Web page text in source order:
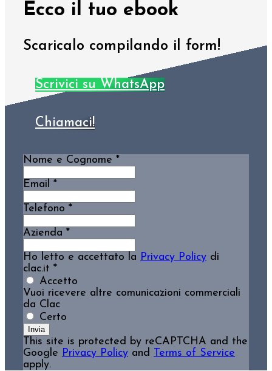
Ecco il tuo ebook
Scaricalo compilando il form!
Scrivici su WhatsApp
Chiamaci!
Nome e Cognome *
Email *
Telefono *
Azienda *
Ho letto e accettato la Privacy Policy di
clac.it *
Accetto
Vuoi ricevere altre comunicazioni commerciali
da Clac
Certo
Invia
This site is protected by reCAPTCHA and the
Google Privacy Policy and Terms of Service
apply.